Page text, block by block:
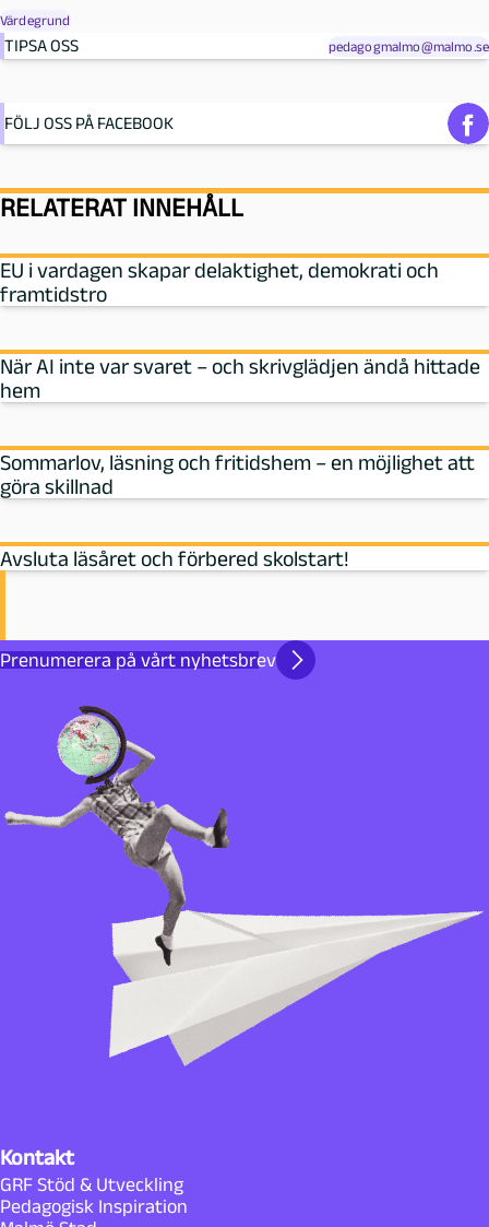
Värdegrund
TIPSA OSS pedagogmalmo@malmo.se
FÖLJ OSS PÅ FACEBOOK
RELATERAT INNEHÅLL
EU i vardagen skapar delaktighet, demokrati och
framtidstro
När AI inte var svaret – och skrivglädjen ändå hittade
hem
Sommarlov, läsning och fritidshem – en möjlighet att
göra skillnad
Avsluta läsåret och förbered skolstart!
Prenumerera på vårt nyhetsbrev
Kontakt
GRF Stöd & Utveckling
Pedagogisk Inspiration